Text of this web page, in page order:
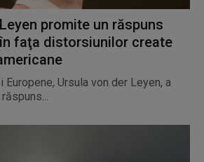
promite un răspuns
faţa distorsiunilor create
Ursula von der Leyen, a